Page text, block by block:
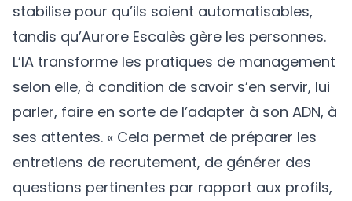
stabilise pour qu’ils soient automatisables,
tandis qu’Aurore Escalès gère les personnes.
L’IA transforme les pratiques de management
selon elle, à condition de savoir s’en servir, lui
parler, faire en sorte de l’adapter à son ADN, à
ses attentes. « Cela permet de préparer les
entretiens de recrutement, de générer des
questions pertinentes par rapport aux profils,